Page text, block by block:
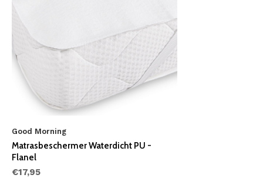
Good Morning
Matrasbeschermer Waterdicht PU -
Flanel
€17,95